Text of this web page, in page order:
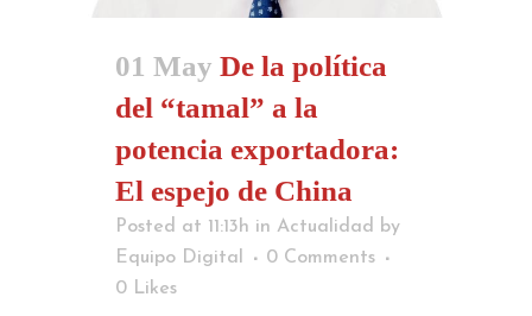
01 May De la política
del “tamal” a la
potencia exportadora:
El espejo de China
Posted at 11:13h in Actualidad
by
Equipo Digital
0 Comments
0 Likes